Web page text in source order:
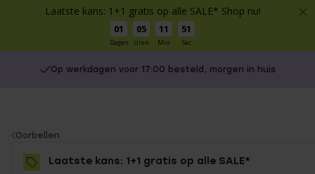
Laatste kans: 1+1 gratis op alle SALE* Shop nu!
01
Dagen
05
Uren
11
Min
50
Sec
Op werkdagen voor 17:00 besteld, morgen in huis
You
are
here:
Oorbellen
Laatste kans: 1+1 gratis op alle SALE*